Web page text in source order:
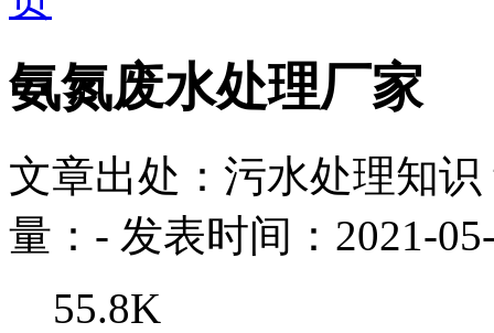
氨氮废水处理厂家
文章出处：污水处理知识
量： - 发表时间：2021-
55.8K